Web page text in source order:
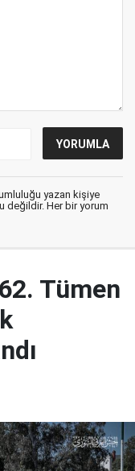
yazan kişiye
değildir. Her bir yorum
Tümen